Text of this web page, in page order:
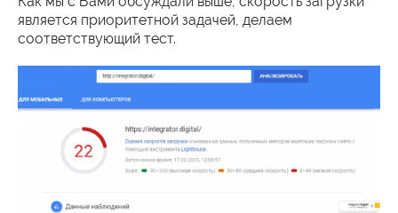
является приоритетной задачей, делаем
соответствующий тест.